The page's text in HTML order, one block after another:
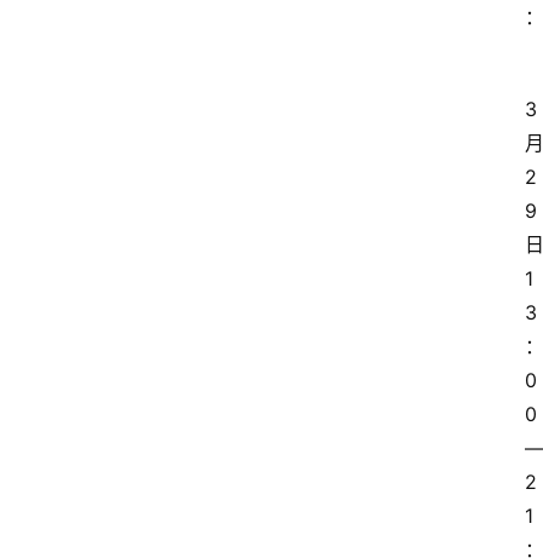
：
3
月
2
9
日
1
3
：
0
0
—
2
1
：